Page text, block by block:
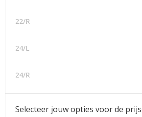
22/R
24/L
24/R
Selecteer jouw opties voor de